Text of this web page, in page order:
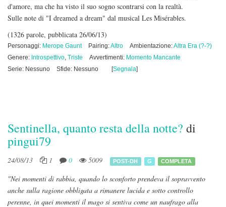
d'amore, ma che ha visto il suo sogno scontrarsi con la realtà.
Sulle note di "I dreamed a dream" dal musical Les Misérables.
(1326 parole, pubblicata 26/06/13)
Personaggi: Merope Gaunt Pairing:Altro Ambientazione:Altra Era (?-?)
Genere: Introspettivo, Triste Avvertimenti: Momento Mancante
Serie: Nessuno
Sfide: Nessuno [Segnala]
Sentinella, quanto resta della notte? di
pingui79
24/08/13 1 0 5009 POST-DH G COMPLETA
"Nei momenti di rabbia, quando lo sconforto prendeva il sopravvento
anche sulla ragione obbligata a rimanere lucida e sotto controllo
perenne, in quei momenti il mago si sentiva come un naufrago alla